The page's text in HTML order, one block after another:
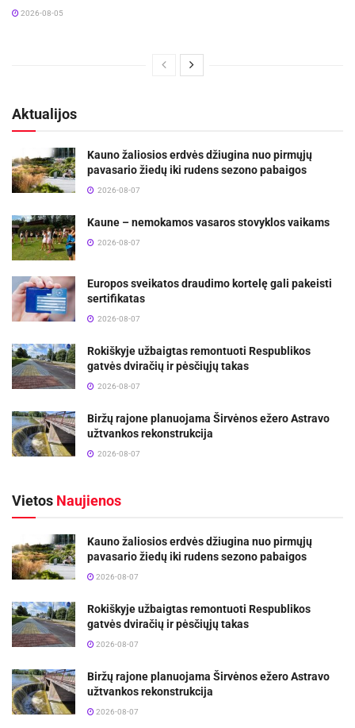
2026-08-05
Aktualijos
Kauno žaliosios erdvės džiugina nuo pirmųjų
pavasario žiedų iki rudens sezono pabaigos
2026-08-07
Kaune – nemokamos vasaros stovyklos vaikams
2026-08-07
Europos sveikatos draudimo kortelę gali pakeisti
sertifikatas
2026-08-07
Rokiškyje užbaigtas remontuoti Respublikos
gatvės dviračių ir pėsčiųjų takas
2026-08-07
Biržų rajone planuojama Širvėnos ežero Astravo
užtvankos rekonstrukcija
2026-08-07
Vietos Naujienos
Kauno žaliosios erdvės džiugina nuo pirmųjų
pavasario žiedų iki rudens sezono pabaigos
2026-08-07
Rokiškyje užbaigtas remontuoti Respublikos
gatvės dviračių ir pėsčiųjų takas
2026-08-07
Biržų rajone planuojama Širvėnos ežero Astravo
užtvankos rekonstrukcija
2026-08-07